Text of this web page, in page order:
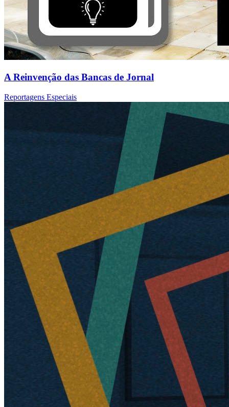
A Reinvenção das Bancas de Jornal
Reportagens Especiais